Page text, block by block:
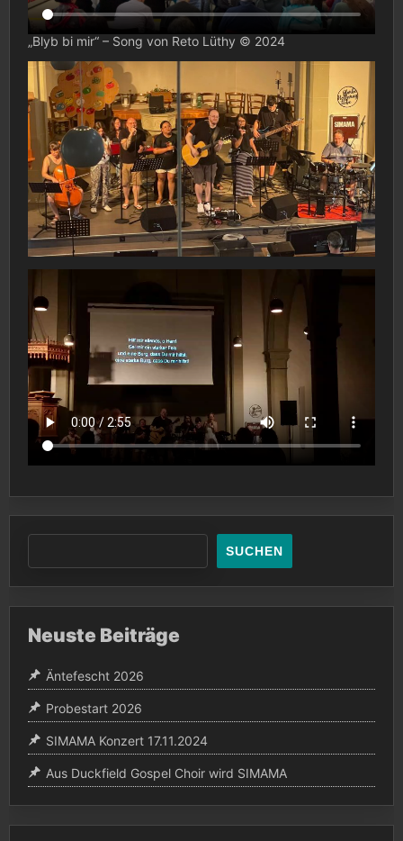
„Blyb bi mir“ – Song von Reto Lüthy © 2024
SUCHEN
Neuste Beiträge
Äntefescht 2026
Probestart 2026
SIMAMA Konzert 17.11.2024
Aus Duckfield Gospel Choir wird SIMAMA